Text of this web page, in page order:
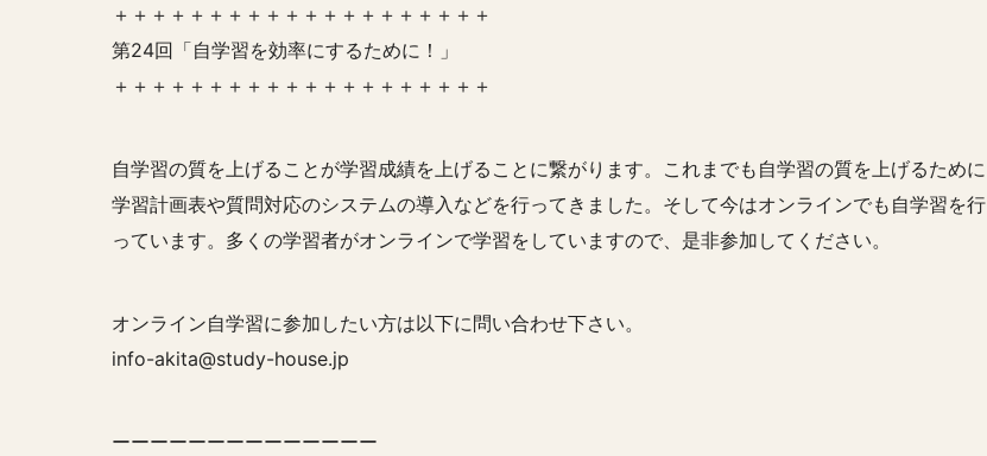
＋＋＋＋＋＋＋＋＋＋＋＋＋＋＋＋＋＋＋＋
第24回「自学習を効率にするために！」
＋＋＋＋＋＋＋＋＋＋＋＋＋＋＋＋＋＋＋＋
自学習の質を上げることが学習成績を上げることに繋がります。これまでも自学習の質を上げるために
学習計画表や質問対応のシステムの導入などを行ってきました。そして今はオンラインでも自学習を行
っています。多くの学習者がオンラインで学習をしていますので、是非参加してください。
オンライン自学習に参加したい方は以下に問い合わせ下さい。
info-akita@study-house.jp
ーーーーーーーーーーーーーー